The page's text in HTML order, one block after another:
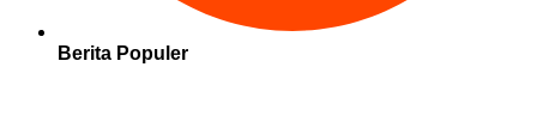
Berita Populer